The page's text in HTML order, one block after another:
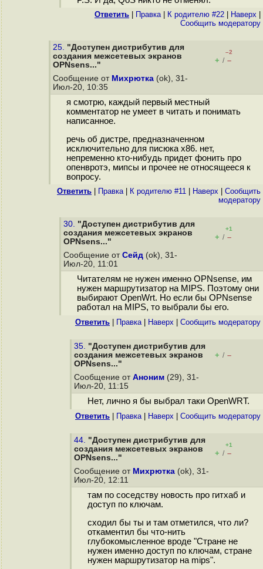
Ответить Правка| К родителю #22 Наверх
Cообщить модератору
25. "Доступен дистрибутив для
создания межсетевых экранов
OPNsens..."
–2
+ / –
Сообщение от Михрютка (ok), 31-
Июл-20, 10:35
я смотрю, каждый первый местный
комментатор не умеет в читать и понимать
написанное.
речь об дистре, предназначенном
исключительно для писюка х86. нет,
непременно кто-нибудь придет фонить про
опенвротэ, мипсы и прочее не относящееся к
вопросу.
Ответить Правка| К родителю #11 Наверх
Cообщить
модератору
30. "Доступен дистрибутив для
создания межсетевых экранов
OPNsens..."
+1
+ / –
Сообщение от Сейд (ok), 31-
Июл-20, 11:01
Читателям не нужен именно OPNsense, им
нужен маршрутизатор на MIPS. Поэтому они
выбирают OpenWrt. Но если бы OPNsense
работал на MIPS, то выбрали бы его.
Ответить Правка| Наверх Cообщить модератору
35. "Доступен дистрибутив для
создания межсетевых экранов
OPNsens..."
+ / –
Сообщение от Аноним (29), 31-
Июл-20, 11:15
Нет, лично я бы выбрал таки OpenWRT.
Ответить Правка| Наверх Cообщить модератору
44. "Доступен дистрибутив для
создания межсетевых экранов
OPNsens..."
+1
+ / –
Сообщение от Михрютка (ok), 31-
Июл-20, 12:11
там по соседству новость про гитхаб и
доступ по ключам.
сходил бы ты и там отметился, что ли?
откаментил бы что-нить
глубокомысленное вроде "Стране не
нужен именно доступ по ключам, стране
нужен маршрутизатор на mips".